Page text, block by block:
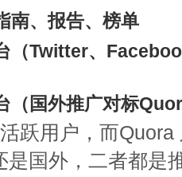
南、报告、榜单
（Twitter、
（国外推广对标
跃用户，而Quora
是国外，二者都是